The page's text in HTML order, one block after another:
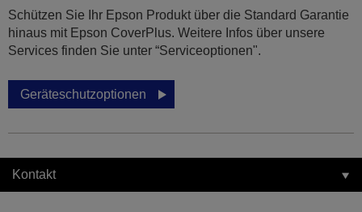
Schützen Sie Ihr Epson Produkt über die Standard Garantie
hinaus mit Epson CoverPlus. Weitere Infos über unsere
Services finden Sie unter “Serviceoptionen".
Geräteschutzoptionen
Kontakt